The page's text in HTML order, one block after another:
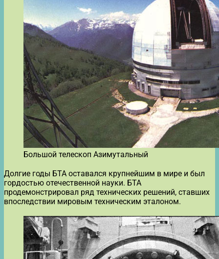
Большой телескоп Азимутальный
Долгие годы БТА оставался крупнейшим в мире и был
гордостью отечественной науки. БТА
продемонстрировал ряд технических решений, ставших
впоследствии мировым техническим эталоном.